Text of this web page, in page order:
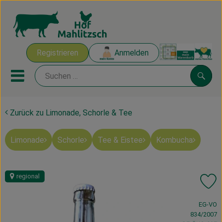
Registrieren Anmelden
Mobiles Menu öffnen oder
Ökokisten
Mahlitzscher Produkte
Zurück zu Limonade, Schorle & Tee
Limonade Schorle Tee & Eistee Kombucha
regional
, Verband:
EG-VO
834/2007